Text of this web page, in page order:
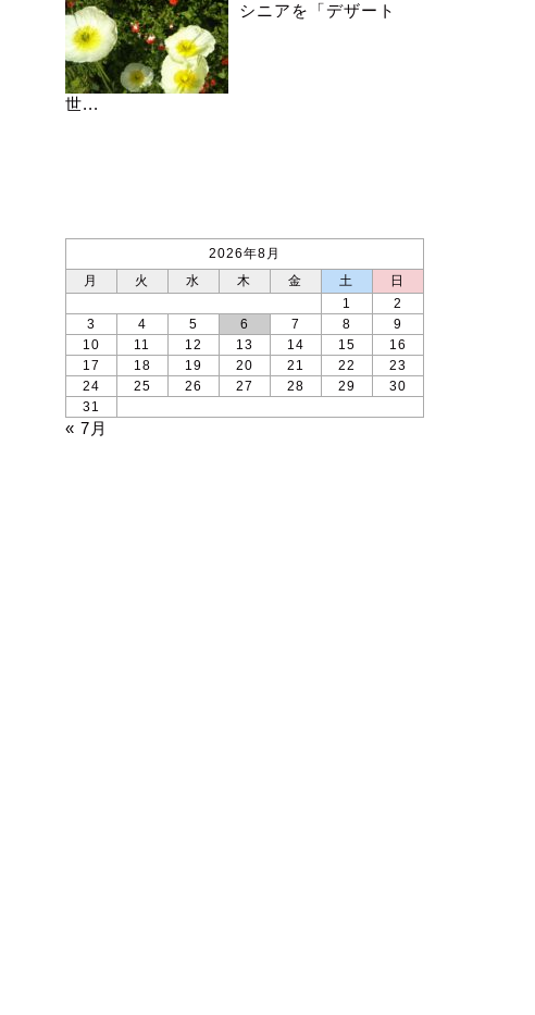
シニアを「デザート
世...
2026年8月
月
火 水 木 金 土
日
1
2
3
4 5 6 7 8
9
10
11 12 13 14 15
16
17
18 19 20 21 22
23
24
25 26 27 28 29
30
31
« 7月